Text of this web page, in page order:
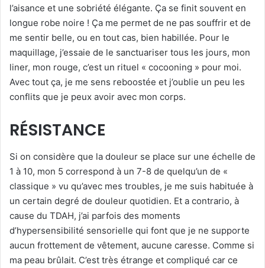
l’aisance et une sobriété élégante. Ça se finit souvent en
longue robe noire ! Ça me permet de ne pas souffrir et de
me sentir belle, ou en tout cas, bien habillée. Pour le
maquillage, j’essaie de le sanctuariser tous les jours, mon
liner, mon rouge, c’est un rituel « cocooning » pour moi.
Avec tout ça, je me sens reboostée et j’oublie un peu les
conflits que je peux avoir avec mon corps.
RÉSISTANCE
Si on considère que la douleur se place sur une échelle de
1 à 10, mon 5 correspond à un 7-8 de quelqu’un de «
classique » vu qu’avec mes troubles, je me suis habituée à
un certain degré de douleur quotidien. Et a contrario, à
cause du TDAH, j’ai parfois des moments
d’hypersensibilité sensorielle qui font que je ne supporte
aucun frottement de vêtement, aucune caresse. Comme si
ma peau brûlait. C’est très étrange et compliqué car ce